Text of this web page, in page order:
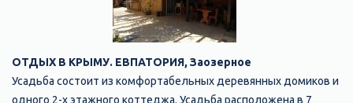
ОТДЫХ В КРЫМУ. ЕВПАТОРИЯ, Заозерное
Усадьба состоит из комфортабельных деревянных домиков и
одного 2-х этажного коттеджа. Усадьба расположена в 7